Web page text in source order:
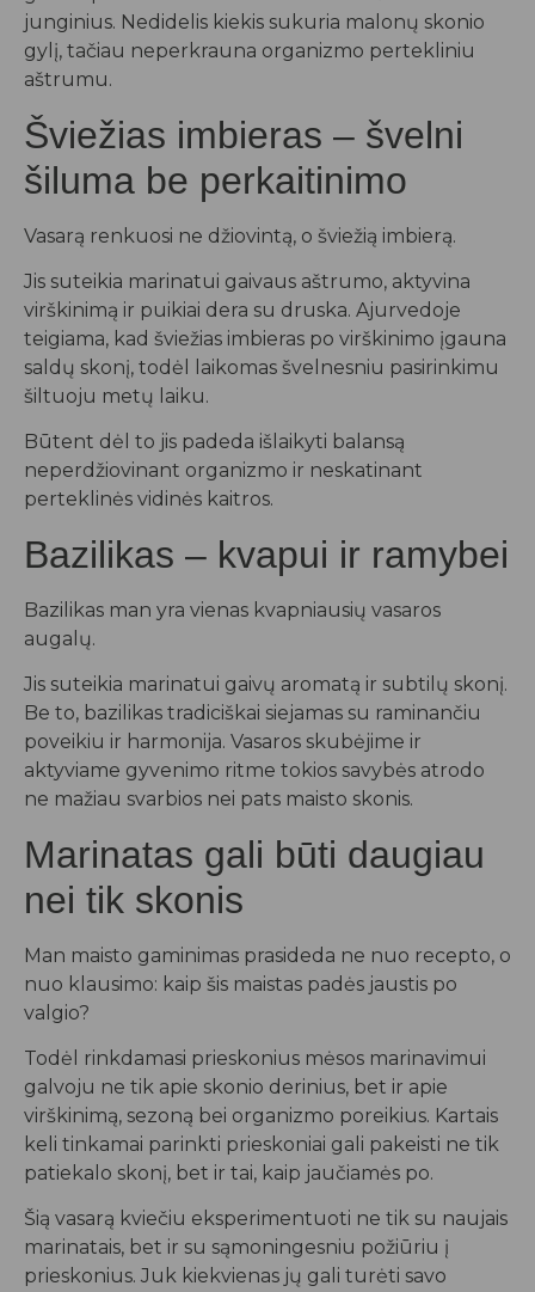
junginius. Nedidelis kiekis sukuria malonų skonio
gylį, tačiau neperkrauna organizmo pertekliniu
aštrumu.
Šviežias imbieras – švelni
šiluma be perkaitinimo
Vasarą renkuosi ne džiovintą, o šviežią imbierą.
Jis suteikia marinatui gaivaus aštrumo, aktyvina
virškinimą ir puikiai dera su druska. Ajurvedoje
teigiama, kad šviežias imbieras po virškinimo įgauna
saldų skonį, todėl laikomas švelnesniu pasirinkimu
šiltuoju metų laiku.
Būtent dėl to jis padeda išlaikyti balansą
neperdžiovinant organizmo ir neskatinant
perteklinės vidinės kaitros.
Bazilikas – kvapui ir ramybei
Bazilikas man yra vienas kvapniausių vasaros
augalų.
Jis suteikia marinatui gaivų aromatą ir subtilų skonį.
Be to, bazilikas tradiciškai siejamas su raminančiu
poveikiu ir harmonija. Vasaros skubėjime ir
aktyviame gyvenimo ritme tokios savybės atrodo
ne mažiau svarbios nei pats maisto skonis.
Marinatas gali būti daugiau
nei tik skonis
Man maisto gaminimas prasideda ne nuo recepto, o
nuo klausimo: kaip šis maistas padės jaustis po
valgio?
Todėl rinkdamasi prieskonius mėsos marinavimui
galvoju ne tik apie skonio derinius, bet ir apie
virškinimą, sezoną bei organizmo poreikius. Kartais
keli tinkamai parinkti prieskoniai gali pakeisti ne tik
patiekalo skonį, bet ir tai, kaip jaučiamės po.
Šią vasarą kviečiu eksperimentuoti ne tik su naujais
marinatais, bet ir su sąmoningesniu požiūriu į
prieskonius. Juk kiekvienas jų gali turėti savo